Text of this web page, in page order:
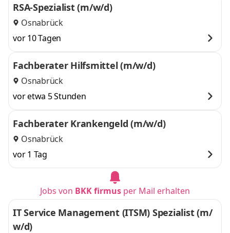
RSA-Spezialist (m/w/d)
Osnabrück
vor 10 Tagen
Fachberater Hilfsmittel (m/w/d)
Osnabrück
vor etwa 5 Stunden
Fachberater Krankengeld (m/w/d)
Osnabrück
vor 1 Tag
Jobs von BKK firmus per Mail erhalten
IT Service Management (ITSM) Spezialist (m/
w/d)